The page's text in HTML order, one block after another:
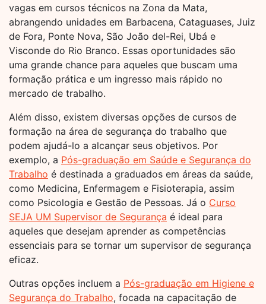
vagas em cursos técnicos na Zona da Mata,
abrangendo unidades em Barbacena, Cataguases, Juiz
de Fora, Ponte Nova, São João del-Rei, Ubá e
Visconde do Rio Branco. Essas oportunidades são
uma grande chance para aqueles que buscam uma
formação prática e um ingresso mais rápido no
mercado de trabalho.
Além disso, existem diversas opções de cursos de
formação na área de segurança do trabalho que
podem ajudá-lo a alcançar seus objetivos. Por
exemplo, a Pós-graduação em Saúde e Segurança do
Trabalho é destinada a graduados em áreas da saúde,
como Medicina, Enfermagem e Fisioterapia, assim
como Psicologia e Gestão de Pessoas. Já o Curso
SEJA UM Supervisor de Segurança é ideal para
aqueles que desejam aprender as competências
essenciais para se tornar um supervisor de segurança
eficaz.
Outras opções incluem a Pós-graduação em Higiene e
Segurança do Trabalho, focada na capacitação de